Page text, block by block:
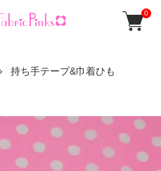
0
持ち手テープ&巾着ひも